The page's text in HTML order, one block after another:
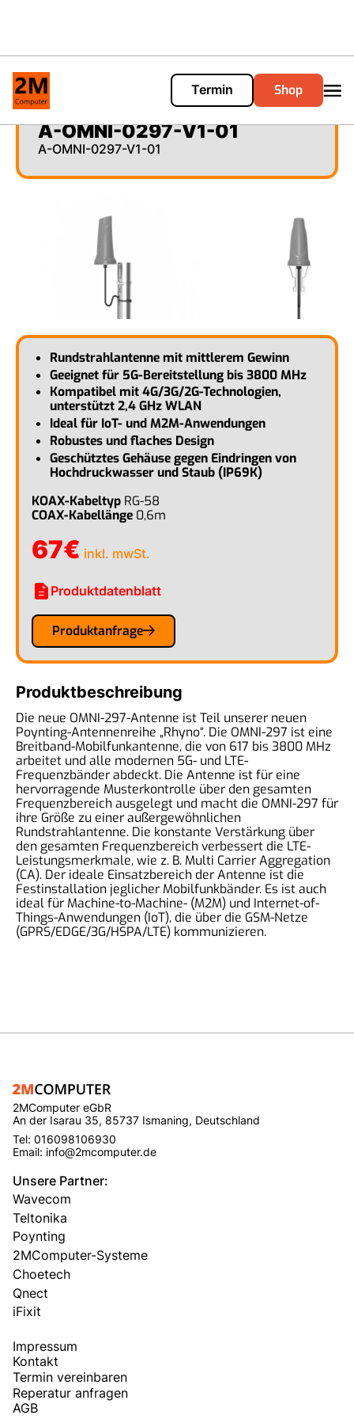
Termin Shop
A-OMNI-0297-V1-01
A-OMNI-0297-V1-01
Rundstrahlantenne mit mittlerem Gewinn
Geeignet für 5G-Bereitstellung bis 3800 MHz
Kompatibel mit 4G/3G/2G-Technologien,
unterstützt 2,4 GHz WLAN
Ideal für IoT- und M2M-Anwendungen
Robustes und flaches Design
Geschütztes Gehäuse gegen Eindringen von
Hochdruckwasser und Staub (IP69K)
KOAX-Kabeltyp RG-58
COAX-Kabellänge 0,6m
67€ inkl. mwSt.
description Produktdatenblatt
Produktanfrage
Produktbeschreibung
Die neue OMNI-297-Antenne ist Teil unserer neuen
Poynting-Antennenreihe „Rhyno“. Die OMNI-297 ist eine
Breitband-Mobilfunkantenne, die von 617 bis 3800 MHz
arbeitet und alle modernen 5G- und LTE-
Frequenzbänder abdeckt. Die Antenne ist für eine
hervorragende Musterkontrolle über den gesamten
Frequenzbereich ausgelegt und macht die OMNI-297 für
ihre Größe zu einer außergewöhnlichen
Rundstrahlantenne. Die konstante Verstärkung über
den gesamten Frequenzbereich verbessert die LTE-
Leistungsmerkmale, wie z. B. Multi Carrier Aggregation
(CA). Der ideale Einsatzbereich der Antenne ist die
Festinstallation jeglicher Mobilfunkbänder. Es ist auch
ideal für Machine-to-Machine- (M2M) und Internet-of-
Things-Anwendungen (IoT), die über die GSM-Netze
(GPRS/EDGE/3G/HSPA/LTE) kommunizieren.
2MComputer eGbR
An der Isarau 35, 85737 Ismaning, Deutschland
Tel: 016098106930
Email: info@2mcomputer.de
Unsere Partner:
Wavecom
Teltonika
Poynting
2MComputer-Systeme
Choetech
Qnect
iFixit
Impressum
Kontakt
Termin vereinbaren
Reperatur anfragen
AGB